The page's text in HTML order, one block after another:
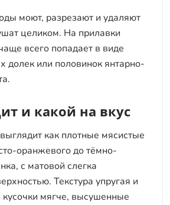
моют, разрезают и удаляют
целиком. На прилавки
всего попадает в виде
долек или половинок янтарно-
и какой на вкус
как плотные мясистые
оранжевого до тёмно-
с матовой слегка
Текстура упругая и
кусочки мягче, высушенные